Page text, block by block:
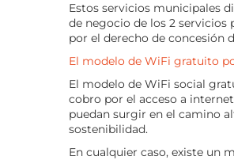
Estos servicios municipales
de negocio de los 2
por el derecho de concesión
El modelo de WiFi gratuito
El modelo de WiFi social
cobro por el acceso a
puedan surgir en el camino
sostenibilidad.
En cualquier caso, existe un